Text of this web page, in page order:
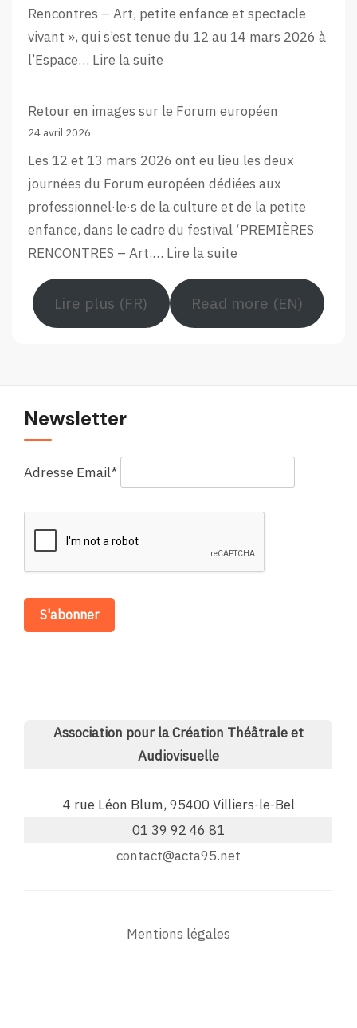
Rencontres – Art, petite enfance et spectacle
vivant », qui s’est tenue du 12 au 14 mars 2026 à
l’Espace… Lire la suite
de
12e
édition
Forum
Européen
Retour en images sur le Forum européen
24 avril 2026
Les 12 et 13 mars 2026 ont eu lieu les deux
journées du Forum européen dédiées aux
professionnel·le·s de la culture et de la petite
enfance, dans le cadre du festival ‘PREMIÈRES
RENCONTRES – Art,… Lire la suite
Retour
en
Lire plus (FR) Read more (EN)
Newsletter
Adresse Email*
Association pour la Création Théâtrale et
Audiovisuelle
4 rue Léon Blum, 95400 Villiers-le-Bel
01 39 92 46 81
contact@acta95.net
Mentions légales